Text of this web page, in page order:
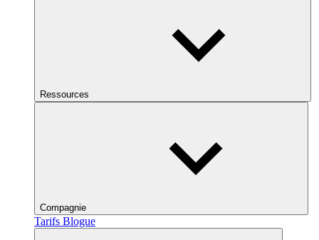
Ressources
Compagnie
Tarifs Blogue